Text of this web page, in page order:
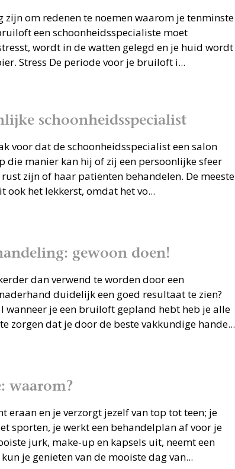
zijn om redenen te noemen waarom je tenminste
een schoonheidsspecialiste moet
wordt in de watten gelegd en je huid wordt
Stress De periode voor je bruiloft i...
schoonheidsspecialist
voor dat de schoonheidsspecialist een salon
die manier kan hij of zij een persoonlijke sfeer
zijn of haar patiënten behandelen. De meeste
ook het lekkerst, omdat het vo...
gewoon doen!
dan verwend te worden door een
duidelijk een goed resultaat te zien?
wanneer je een bruiloft gepland hebt heb je alle
zorgen dat je door de beste vakkundige hande...
waarom?
eraan en je verzorgt jezelf van top tot teen; je
sporten, je werkt een behandelplan af voor je
jurk, make-up en kapsels uit, neemt een
je genieten van de mooiste dag van...